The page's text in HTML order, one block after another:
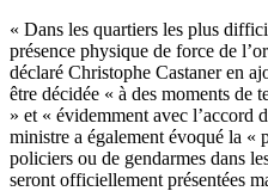
« Dans les quartiers les plus
présence physique de force de
déclaré Christophe Castaner en
être décidée « à des moments de
» et « évidemment avec l’accord
ministre a également évoqué la «
policiers ou de gendarmes dans
seront officiellement présentées